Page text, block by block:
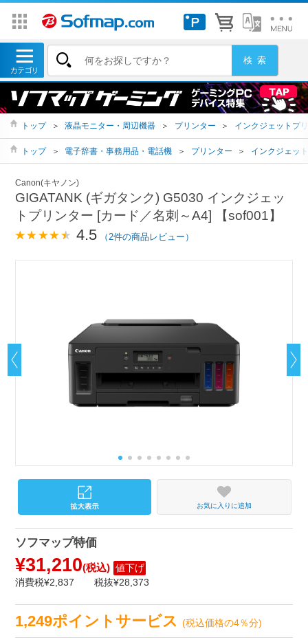
トップ ＞ 液晶モニター・周辺機器 ＞ プリンター ＞ インクジェットプ
トップ ＞ 電子辞書・事務用品・電話機 ＞ プリンター ＞ インクジェット
Canon(キヤノン)
GIGATANK (ギガタンク) G5030 インクジェッ
トプリンター [カード／名刺～A4] 【sof001】
4.5 （2件の商品レビュー）
お気に入りに追加
ソフマップ特価
¥31,210(税込) 値下げ
消費税¥2,837
税抜¥28,373
1,249ポイントサービス(税込価格の4％分)